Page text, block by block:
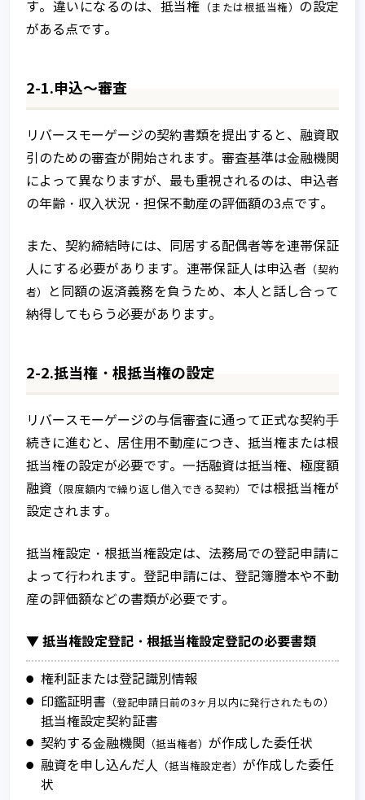
す。違いになるのは、抵当権 （または根抵当権） の設定
がある点です。
2-1.申込～審査
リバースモーゲージの契約書類を提出すると、融資取
引のための審査が開始されます。審査基準は⾦融機関
によって異なりますが、最も重視されるのは、申込者
の年齢・収⼊状況・担保不動産の評価額の3点です。
また、契約締結時には、同居する配偶者等を連帯保証
⼈にする必要があります。連帯保証⼈は申込者 （契約
者）
と同額の返済義務を負うため、本⼈と話し合って
納得してもらう必要があります。
2-2.抵当権・根抵当権の設定
リバースモーゲージの与信審査に通って正式な契約⼿
続きに進むと、居住⽤不動産につき、抵当権または根
抵当権の設定が必要です。⼀括融資は抵当権、極度額
融資 （限度額内で繰り返し借⼊できる契約） では根抵当権が
設定されます。
抵当権設定・根抵当権設定は、法務局での登記申請に
よって⾏われます。登記申請には、登記簿謄本や不動
産の評価額などの書類が必要です。
▼ 抵当権設定登記・根抵当権設定登記の必要書類
権利証または登記識別情報
印鑑証明書 （登記申請⽇前の3ヶ⽉以内に発⾏されたもの）
抵当権設定契約証書
契約する⾦融機関
（抵当権者） が作成した委任状
融資を申し込んだ⼈
（抵当権設定者） が作成した委任
状